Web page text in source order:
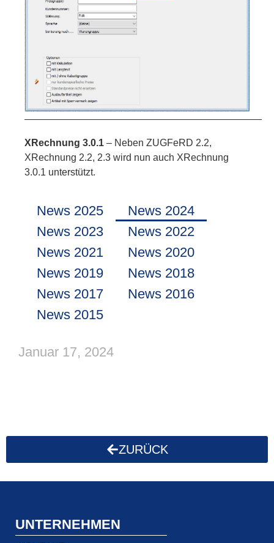
XRechnung 3.0.1 – Neben ZUGFeRD 2.2,
XRechnung 2.2, 2.3 wird nun auch XRechnung
3.0.1 unterstützt.
News 2025
News 2024
News 2023
News 2022
News 2021
News 2020
News 2019
News 2018
News 2017
News 2016
News 2015
Januar 17, 2024
ZURÜCK
UNTERNEHMEN